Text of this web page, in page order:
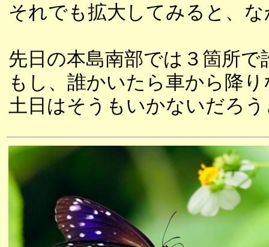
それでも拡大してみると、
先日の本島南部では３箇所
もし、誰かいたら車から降
土日はそうもいかないだろ